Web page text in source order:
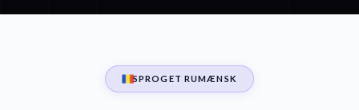
SPROGET RUMÆNSK